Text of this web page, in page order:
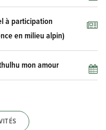
à participation
en milieu alpin)
mon amour